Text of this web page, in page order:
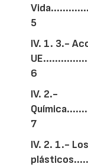
5
IV. 1. 3.-
6
IV. 2.-
7
IV. 2. 1.- Los